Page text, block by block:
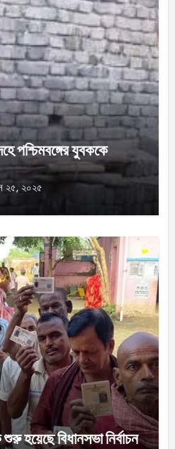
পশ্চিমবঙ্গের যুবককে
২৫, ২০২৫
হয়েছে বিধানসভা নির্বাচন